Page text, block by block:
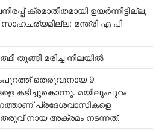
ക്രമാതീതമായി ഉയര്‍ന്നിട്ടില്ല,
സാഹചര്യമില്ല: മന്ത്രി എ പി
തുങ്ങി മരിച്ച നിലയിൽ
തെരുവുനായ 9
കടിച്ചുകൊന്നു. മയിലുംപുറം
പ്രദേശവാസികളെ
തെരുവ് നായ അക്രമം നടന്നത്.